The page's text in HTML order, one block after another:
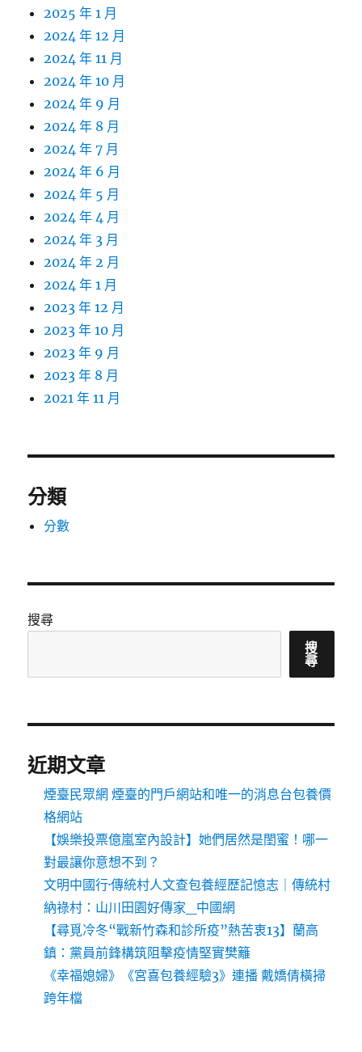
2025 年 1 月
2024 年 12 月
2024 年 11 月
2024 年 10 月
2024 年 9 月
2024 年 8 月
2024 年 7 月
2024 年 6 月
2024 年 5 月
2024 年 4 月
2024 年 3 月
2024 年 2 月
2024 年 1 月
2023 年 12 月
2023 年 10 月
2023 年 9 月
2023 年 8 月
2021 年 11 月
分類
分數
搜尋
搜
尋
近期文章
煙臺民眾網 煙臺的門戶網站和唯一的消息台包養價
格網站
【娛樂投票億嵐室內設計】她們居然是閨蜜！哪一
對最讓你意想不到？
文明中國行·傳統村人文查包養經歷記憶志｜傳統村
納祿村：山川田園好傳家_中國網
【尋覓冷冬“戰新竹森和診所疫”熱苦衷13】蘭高
鎮：黨員前鋒構筑阻擊疫情堅實樊籬
《幸福媳婦》《宮喜包養經驗3》連播 戴嬌倩橫掃
跨年檔